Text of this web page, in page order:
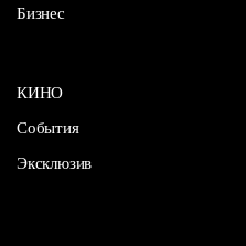
Бизнес
КИНО
События
Эксклюзив